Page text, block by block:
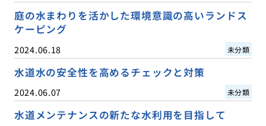
庭の水まわりを活かした環境意識の高いランドス
ケーピング
2024.06.18 未分類
水道水の安全性を高めるチェックと対策
2024.06.07 未分類
水道メンテナンスの新たな水利用を目指して